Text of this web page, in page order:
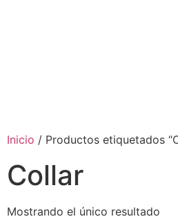
Inicio / Productos etiquetados
Collar
Mostrando el único resultado